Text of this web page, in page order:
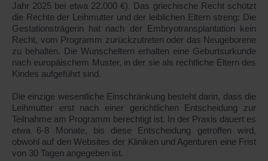
Jahr 2025 bei etwa 22.000 €). Das griechische Recht schützt
die Rechte der Leihmutter und der leiblichen Eltern streng: Die
Gestationsträgerin hat nach der Embryotransplantation kein
Recht, vom Programm zurückzutreten oder das Neugeborene
zu behalten. Die Wunscheltern erhalten eine Geburtsurkunde
nach europäischem Muster, in der sie als rechtliche Eltern des
Kindes aufgeführt sind.
Die einzige wesentliche Einschränkung besteht darin, dass die
Leihmutter erst nach einer gerichtlichen Entscheidung zur
Teilnahme am Programm berechtigt ist. In der Praxis dauert es
etwa 6-8 Monate, bis diese Entscheidung getroffen wird,
obwohl auf den Websites der Kliniken und Agenturen eine Frist
von 30 Tagen angegeben ist.